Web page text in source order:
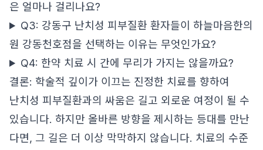
은 얼마나 걸리나요?
Q3: 강동구 난치성 피부질환 환자들이 하늘마음한의
원 강동천호점을 선택하는 이유는 무엇인가요?
Q4: 한약 치료 시 간에 무리가 가지는 않을까요?
결론: 학술적 깊이가 이끄는 진정한 치료를 향하여
난치성 피부질환과의 싸움은 길고 외로운 여정이 될 수
있습니다. 하지만 올바른 방향을 제시하는 등대를 만난
다면, 그 길은 더 이상 막막하지 않습니다. 치료의 수준